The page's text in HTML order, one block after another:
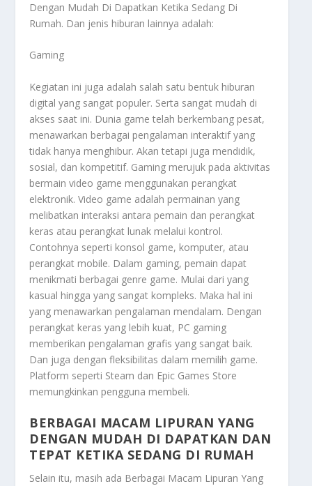
Dengan Mudah Di Dapatkan Ketika Sedang Di
Rumah. Dan jenis hiburan lainnya adalah:
Gaming
Kegiatan ini juga adalah salah satu bentuk hiburan
digital yang sangat populer. Serta sangat mudah di
akses saat ini. Dunia game telah berkembang pesat,
menawarkan berbagai pengalaman interaktif yang
tidak hanya menghibur. Akan tetapi juga mendidik,
sosial, dan kompetitif. Gaming merujuk pada aktivitas
bermain video game menggunakan perangkat
elektronik. Video game adalah permainan yang
melibatkan interaksi antara pemain dan perangkat
keras atau perangkat lunak melalui kontrol.
Contohnya seperti konsol game, komputer, atau
perangkat mobile. Dalam gaming, pemain dapat
menikmati berbagai genre game. Mulai dari yang
kasual hingga yang sangat kompleks. Maka hal ini
yang menawarkan pengalaman mendalam. Dengan
perangkat keras yang lebih kuat, PC gaming
memberikan pengalaman grafis yang sangat baik.
Dan juga dengan fleksibilitas dalam memilih game.
Platform seperti Steam dan Epic Games Store
memungkinkan pengguna membeli.
BERBAGAI MACAM LIPURAN YANG
DENGAN MUDAH DI DAPATKAN DAN
TEPAT KETIKA SEDANG DI RUMAH
Selain itu, masih ada Berbagai Macam Lipuran Yang